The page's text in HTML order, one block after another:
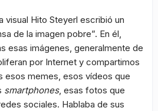
visual Hito Steyerl escribió un
de la imagen pobre”. En él,
esas imágenes, generalmente de
por Internet y compartimos
esos memes, esos vídeos que
smartphones, esas fotos que
sociales. Hablaba de sus